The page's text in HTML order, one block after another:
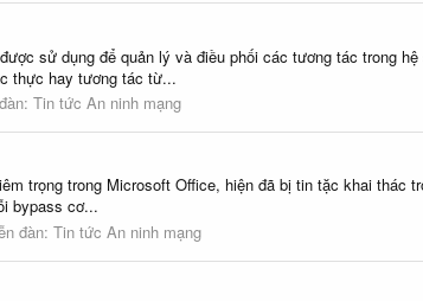
sử dụng để quản lý và điều phối các tương tác trong
thực hay tương tác từ...
Tin tức An ninh mạng
trọng trong Microsoft Office, hiện đã bị tin tặc khai thác
bypass cơ...
đàn: Tin tức An ninh mạng